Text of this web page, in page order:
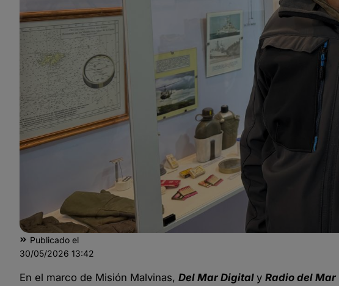
Publicado el
30/05/2026 13:42
En el marco de Misión Malvinas, Del Mar Digital y Radio del Mar